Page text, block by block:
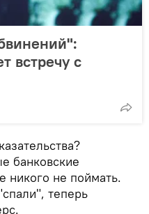
встречу с
банковские
никого не поймать.
теперь